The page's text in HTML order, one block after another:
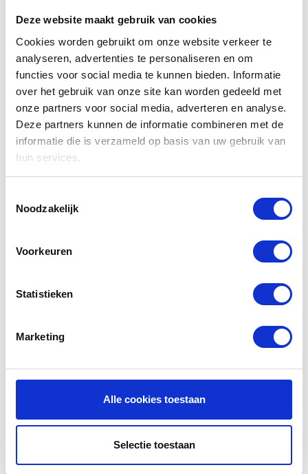
Deze website maakt gebruik van cookies
Cookies worden gebruikt om onze website verkeer te
analyseren, advertenties te personaliseren en om
functies voor social media te kunnen bieden. Informatie
over het gebruik van onze site kan worden gedeeld met
onze partners voor social media, adverteren en analyse.
Deze partners kunnen de informatie combineren met de
informatie die is verzameld op basis van uw gebruik van
hun services.
Noodzakelijk
Voorkeuren
Statistieken
Marketing
Alle cookies toestaan
Selectie toestaan
HRU-3GB / HRU-GU-L-009)
Sale
HRU (GH / GL / WH / WHE / WL /
Itho Daalderop Filter
Abonnement
APURE VENT D175
€9,95